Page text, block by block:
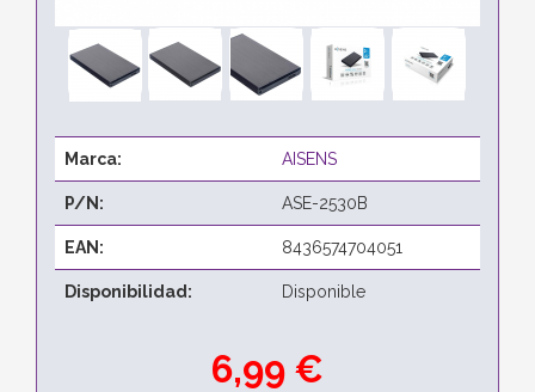
Marca: AISENS
P/N: ASE-2530B
EAN: 8436574704051
Disponibilidad: Disponible
6,99 €